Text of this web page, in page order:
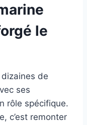
le
de
ses
rôle spécifique.
c’est remonter